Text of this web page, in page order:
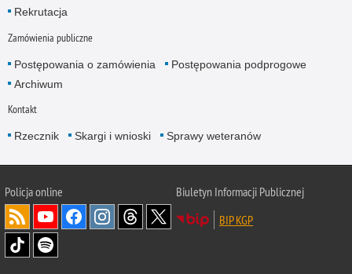
Rekrutacja
Zamówienia publiczne
Postępowania o zamówienia
Postępowania podprogowe
Archiwum
Kontakt
Rzecznik Skargi i wnioski Sprawy weteranów
Policjaonline
Biuletyn Informacji Publicznej
BIP KGP